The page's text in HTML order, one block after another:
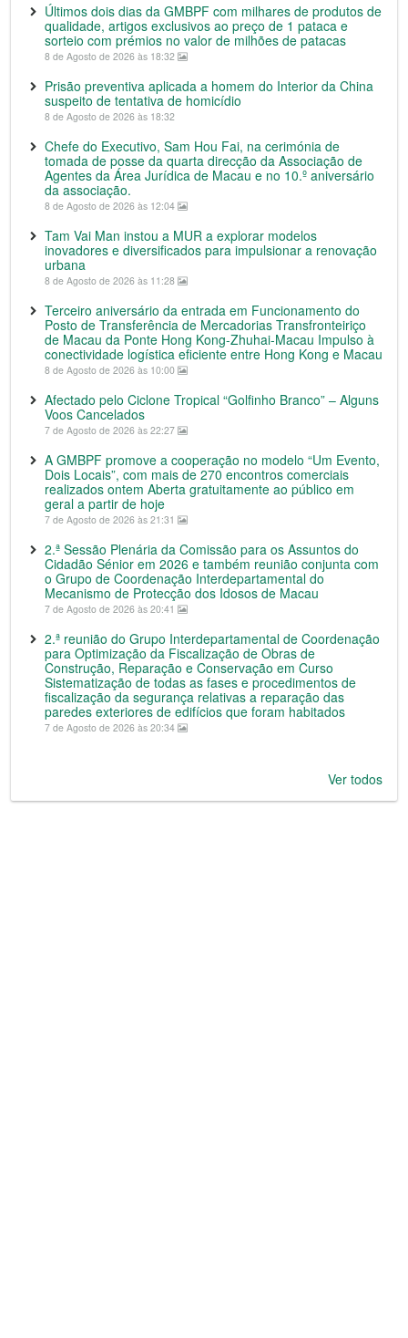
Últimos dois dias da GMBPF com milhares de produtos de
qualidade, artigos exclusivos ao preço de 1 pataca e
sorteio com prémios no valor de milhões de patacas
8 de Agosto de 2026 às 18:32
Prisão preventiva aplicada a homem do Interior da China
suspeito de tentativa de homicídio
8 de Agosto de 2026 às 18:32
Chefe do Executivo, Sam Hou Fai, na cerimónia de
tomada de posse da quarta direcção da Associação de
Agentes da Área Jurídica de Macau e no 10.º aniversário
da associação.
8 de Agosto de 2026 às 12:04
Tam Vai Man instou a MUR a explorar modelos
inovadores e diversificados para impulsionar a renovação
urbana
8 de Agosto de 2026 às 11:28
Terceiro aniversário da entrada em Funcionamento do
Posto de Transferência de Mercadorias Transfronteiriço
de Macau da Ponte Hong Kong-Zhuhai-Macau Impulso à
conectividade logística eficiente entre Hong Kong e Macau
8 de Agosto de 2026 às 10:00
Afectado pelo Ciclone Tropical “Golfinho Branco” – Alguns
Voos Cancelados
7 de Agosto de 2026 às 22:27
A GMBPF promove a cooperação no modelo “Um Evento,
Dois Locais”, com mais de 270 encontros comerciais
realizados ontem Aberta gratuitamente ao público em
geral a partir de hoje
7 de Agosto de 2026 às 21:31
2.ª Sessão Plenária da Comissão para os Assuntos do
Cidadão Sénior em 2026 e também reunião conjunta com
o Grupo de Coordenação Interdepartamental do
Mecanismo de Protecção dos Idosos de Macau
7 de Agosto de 2026 às 20:41
2.ª reunião do Grupo Interdepartamental de Coordenação
para Optimização da Fiscalização de Obras de
Construção, Reparação e Conservação em Curso
Sistematização de todas as fases e procedimentos de
fiscalização da segurança relativas a reparação das
paredes exteriores de edifícios que foram habitados
7 de Agosto de 2026 às 20:34
Ver todos